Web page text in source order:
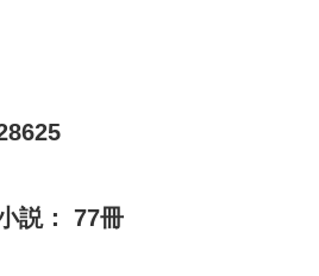
説： 77冊